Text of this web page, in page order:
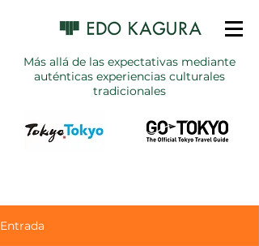
Más allá de las expectativas mediante
auténticas experiencias culturales
tradicionales
Entrada